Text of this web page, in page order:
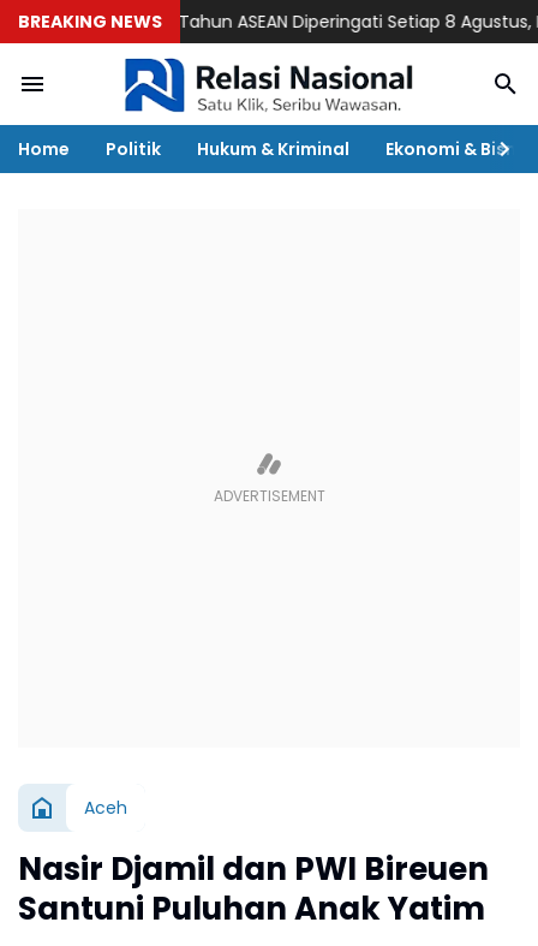
BREAKING NEWS
Ulang Tahun ASEAN Diperingati Setiap 8 Agustus, Begini
Home Politik Hukum & Kriminal Ekonomi & Bisnis
Aceh
Nasir Djamil dan PWI Bireuen
Santuni Puluhan Anak Yatim